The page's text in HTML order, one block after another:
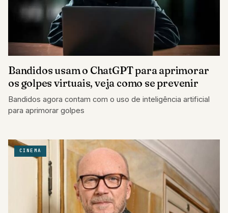
Bandidos usam o ChatGPT para aprimorar
os golpes virtuais, veja como se prevenir
Bandidos agora contam com o uso de inteligência artificial
para aprimorar golpes
CINEMA